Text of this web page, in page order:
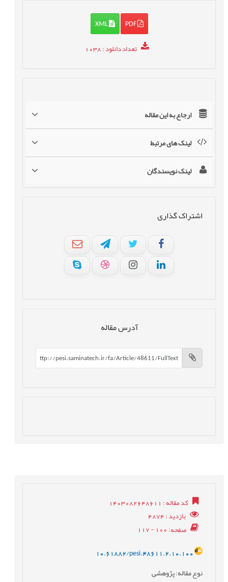
PDF
XML
تعداد دانلود: 1038
ارجاع به این مقاله
لینک های مرتبط
لینک نویسندگان
اشتراک گذاری
آدرس مقاله
کد مقاله: 1403082648611
بازدید: 4874
صفحه: 100 - 117
10.61882/pesi.48611.2.10.100
نوع مقاله: پژوهشی